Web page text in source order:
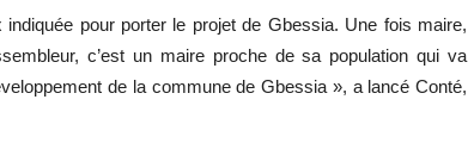
pour porter le projet de Gbessia. Une fois maire,
c’est un maire proche de sa population qui va
de la commune de Gbessia », a lancé Conté,